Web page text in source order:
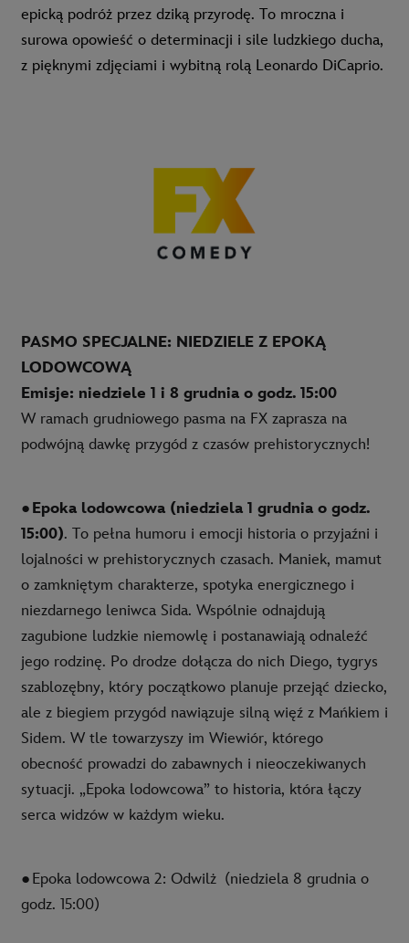
epicką podróż przez dziką przyrodę. To mroczna i
surowa opowieść o determinacji i sile ludzkiego ducha,
z pięknymi zdjęciami i wybitną rolą Leonardo DiCaprio.
PASMO SPECJALNE: NIEDZIELE Z EPOKĄ
LODOWCOWĄ
Emisje: niedziele 1 i 8 grudnia o godz. 15:00
W ramach grudniowego pasma na FX zaprasza na
podwójną dawkę przygód z czasów prehistorycznych!
● Epoka lodowcowa (niedziela 1 grudnia o godz.
15:00). To pełna humoru i emocji historia o przyjaźni i
lojalności w prehistorycznych czasach. Maniek, mamut
o zamkniętym charakterze, spotyka energicznego i
niezdarnego leniwca Sida. Wspólnie odnajdują
zagubione ludzkie niemowlę i postanawiają odnaleźć
jego rodzinę. Po drodze dołącza do nich Diego, tygrys
szablozębny, który początkowo planuje przejąć dziecko,
ale z biegiem przygód nawiązuje silną więź z Mańkiem i
Sidem. W tle towarzyszy im Wiewiór, którego
obecność prowadzi do zabawnych i nieoczekiwanych
sytuacji. „Epoka lodowcowa” to historia, która łączy
serca widzów w każdym wieku.
● Epoka lodowcowa 2: Odwilż (niedziela 8 grudnia o
godz. 15:00)